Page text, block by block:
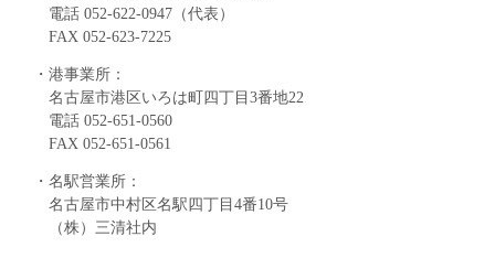
電話 052-622-0947（代表）
FAX 052-623-7225
・港事業所：
名古屋市港区いろは町四丁目3番地22
電話 052-651-0560
FAX 052-651-0561
・名駅営業所：
名古屋市中村区名駅四丁目4番10号
（株）三清社内